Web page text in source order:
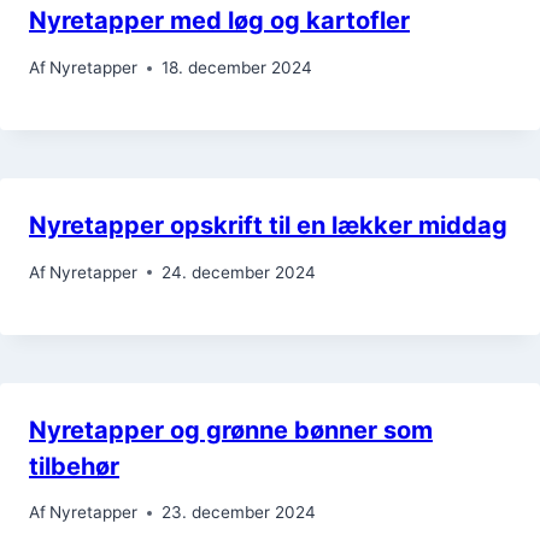
Nyretapper med løg og kartofler
Af Nyretapper 18. december 2024
Nyretapper opskrift til en lækker middag
Af Nyretapper 24. december 2024
Nyretapper og grønne bønner som
tilbehør
Af Nyretapper 23. december 2024